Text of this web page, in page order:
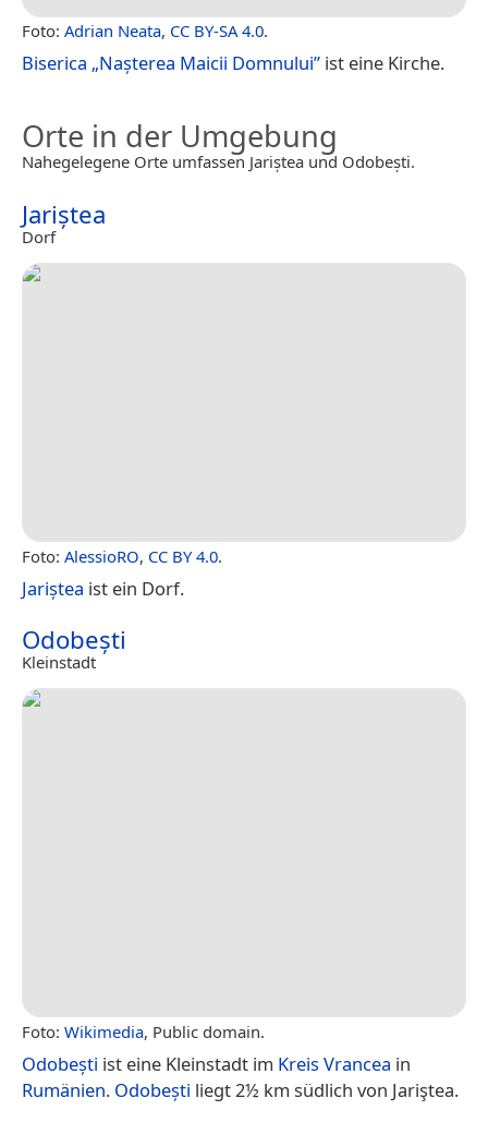
Foto: Adrian Neata, CC BY-SA 4.0.
Biserica „Nașterea Maicii Domnului” ist eine Kirche.
Orte in der Umgebung
Nahegelegene Orte umfassen Jariștea und Odobești.
Jariștea
Dorf
Foto: AlessioRO, CC BY 4.0.
Jariștea ist ein Dorf.
Odobești
Kleinstadt
Foto: Wikimedia, Public domain.
Odobești ist eine Kleinstadt im Kreis Vrancea in
Rumänien. Odobești liegt 2½ km südlich von Jariştea.